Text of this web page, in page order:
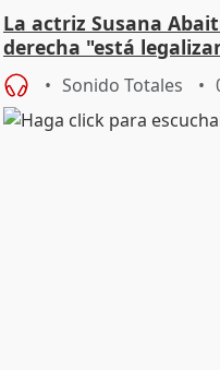
La actriz Susana
derecha "está
Sonido Totales